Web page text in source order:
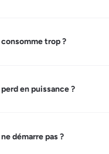
trop ?
en puissance ?
démarre pas ?